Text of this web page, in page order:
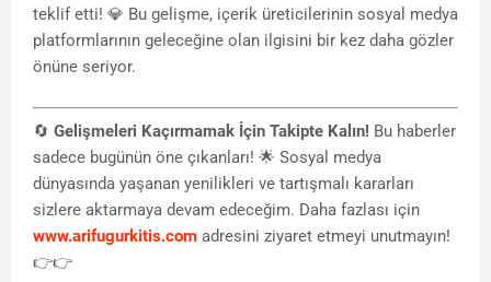
teklif etti! 💎 Bu gelişme, içerik üreticilerinin sosyal medya
platformlarının geleceğine olan ilgisini bir kez daha gözler
önüne seriyor.
🔄 Gelişmeleri Kaçırmamak İçin Takipte Kalın! Bu haberler
sadece bugünün öne çıkanları! 🌟 Sosyal medya
dünyasında yaşanan yenilikleri ve tartışmalı kararları
sizlere aktarmaya devam edeceğim. Daha fazlası için
www.arifugurkitis.com adresini ziyaret etmeyi unutmayın!
👉👉